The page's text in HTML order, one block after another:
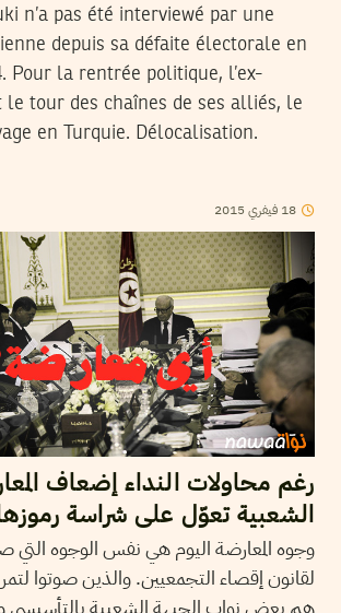
n’a pas été interviewé par une
depuis sa défaite électorale en
Pour la rentrée politique, l’ex-
le tour des chaînes de ses alliés, le
en Turquie. Délocalisation.
18 فيفري 2015
رغم محاولات النداء إضعاف
الشعبية تعوّل على شراسة
وجوه المعارضة اليوم هي نفس الوجوه
لقانون إقصاء التجمعيين. والذين صوتوا
هم بعض نواب الجبهة الشعبية بالتأسيسي